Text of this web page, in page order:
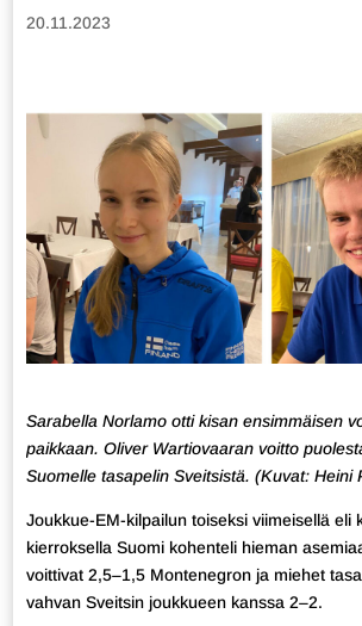
20.11.2023
Sarabella Norlamo otti kisan ensimmäisen
paikkaan. Oliver Wartiovaaran voitto
Suomelle tasapelin Sveitsistä. (Kuvat: Heini
Joukkue-EM-kilpailun toiseksi viimeisellä eli
kierroksella Suomi kohenteli hieman
voittivat 2,5–1,5 Montenegron ja miehet
vahvan Sveitsin joukkueen kanssa 2–2.